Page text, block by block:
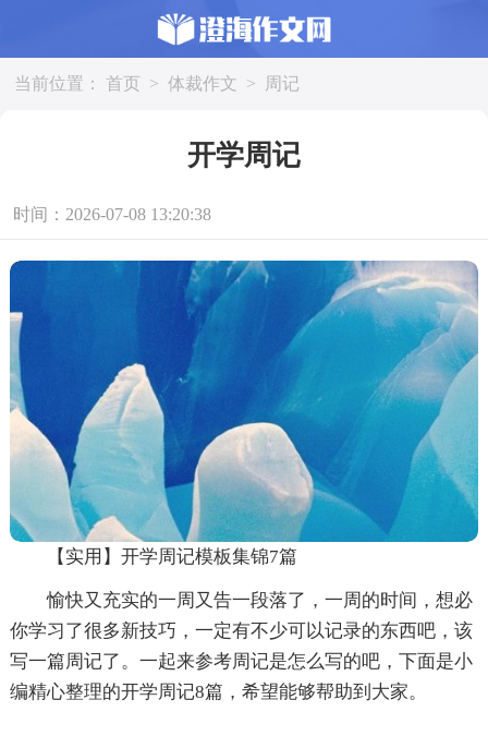
当前位置： 首页 > 体裁作文 > 周记
开学周记
时间：2026-07-08 13:20:38
【实用】开学周记模板集锦7篇
愉快又充实的一周又告一段落了，一周的时间，想必
你学习了很多新技巧，一定有不少可以记录的东西吧，该
写一篇周记了。一起来参考周记是怎么写的吧，下面是小
编精心整理的开学周记8篇，希望能够帮助到大家。